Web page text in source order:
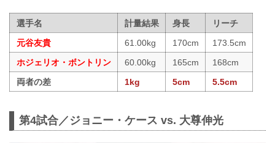
選手名 計量結果 身長
リーチ
元谷友貴
61.00kg 170cm
173.5cm
ホジェリオ・ボントリン
60.00kg 165cm
168cm
両者の差
1kg 5cm 5.5cm
第4試合／ジョニー・ケース vs. 大尊伸光